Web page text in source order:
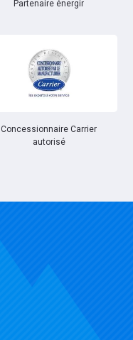
Partenaire énergir
Concessionnaire Carrier
autorisé